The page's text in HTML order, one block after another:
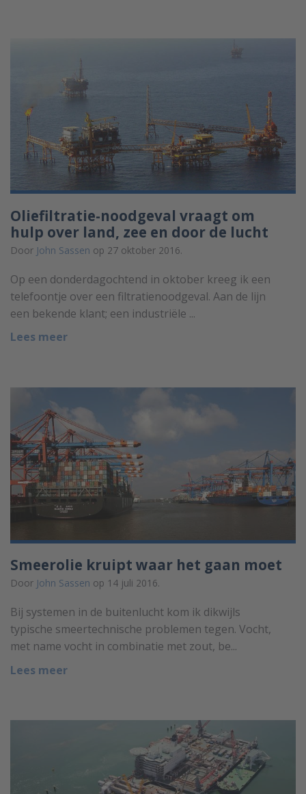
Oliefiltratie-noodgeval vraagt om
hulp over land, zee en door de lucht
Door John Sassen op 27 oktober 2016.
Op een donderdagochtend in oktober kreeg ik een
telefoontje over een filtratienoodgeval. Aan de lijn
een bekende klant; een industriële ...
Lees meer
Smeerolie kruipt waar het gaan moet
Door John Sassen op 14 juli 2016.
Bij systemen in de buitenlucht kom ik dikwijls
typische smeertechnische problemen tegen. Vocht,
met name vocht in combinatie met zout, be...
Lees meer